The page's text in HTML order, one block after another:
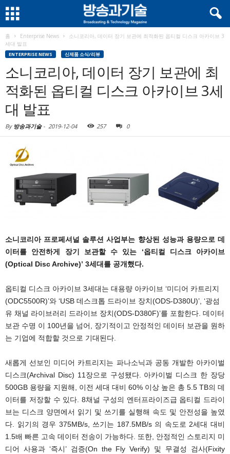
홈 Enterprise News
소니코리아, 데이터 장기 보관에 최적화된 옵티컬 디스크 아카이브 3
세대 발표
ENTERPRISE NEWS 신제품 소식/리뷰
소니코리아, 데이터 장기 보관에 최
적화된 옵티컬 디스크 아카이브 3세
대 발표
By 방송과기술- 2019-12-04 257 0
소니코리아 프로페셔널 솔루션 사업부는 향상된 성능과 용량으로 데
이터를 안전하게 장기 보관할 수 있는 ‘옵티컬 디스크 아카이브
(Optical Disc Archive)’ 3세대를 공개했다.
옵티컬 디스크 아카이브 3세대는 대용량 아카이브 ‘미디어 카트리지
(ODC5500R)’와 ‘USB 데스크톱 드라이브 장치(ODS-D380U)’, ‘광섬
유 채널 라이브러리 드라이브 장치(ODS-D380F)’를 포함한다. 데이터
보관 수명 이 100년을 넘어, 장기적이고 안정적인 데이터 보관을 원하
는 기업에 적합할 것으로 기대된다.
새롭게 선보인 미디어 카트리지는 파나소닉과 공동 개발한 아카이벌
디스크(Archival Disc) 11장으로 구성됐다. 아카이벌 디스크 한 장당
500GB 용량을 지원해, 이전 세대 대비 60% 이상 높은 총 5.5 TB의 데
이터를 저장할 수 있다. 8채널 구성의 엔터프라이즈급 옵티컬 드라이
브는 디스크 양면에서 읽기 및 쓰기를 실행해 속도 및 안전성을 높였
다. 읽기의 경우 375MB/s, 쓰기는 187.5MB/s 의 속도로 2세대 대비
1.5배 빠른 고속 데이터 전송이 가능하다. 또한, 안정적인 스토리지 미
디어 사용과 ‘즉시’ 검증(On the Fly Verify) 및 무결성 검사(Fixity